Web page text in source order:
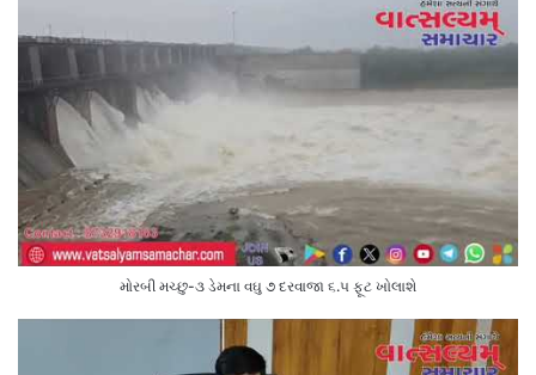
મોરબી મચ્છુ-૩ ડેમના વઘુ ૭ દરવાજા ૬.૫ ફૂટ ખોલાશે